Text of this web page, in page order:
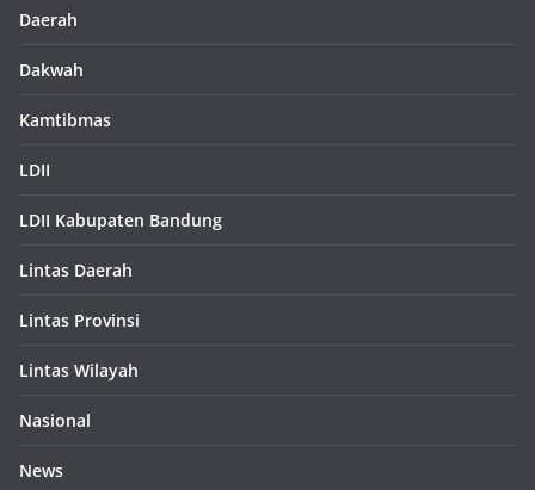
Daerah
Dakwah
Kamtibmas
LDII
LDII Kabupaten Bandung
Lintas Daerah
Lintas Provinsi
Lintas Wilayah
Nasional
News